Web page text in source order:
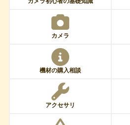
カメラ
機材の購入相談
アクセサリ